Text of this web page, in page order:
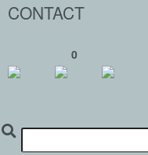
CONTACT
0